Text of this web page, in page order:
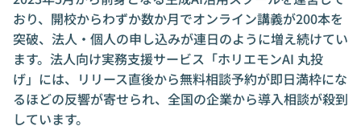
おり、開校からわずか数か月でオンライン講義が200本を
突破、法人・個人の申し込みが連日のように増え続けてい
ます。法人向け実務支援サービス「ホリエモンAI 丸投
げ」には、リリース直後から無料相談予約が即日満枠にな
るほどの反響が寄せられ、全国の企業から導入相談が殺到
しています。